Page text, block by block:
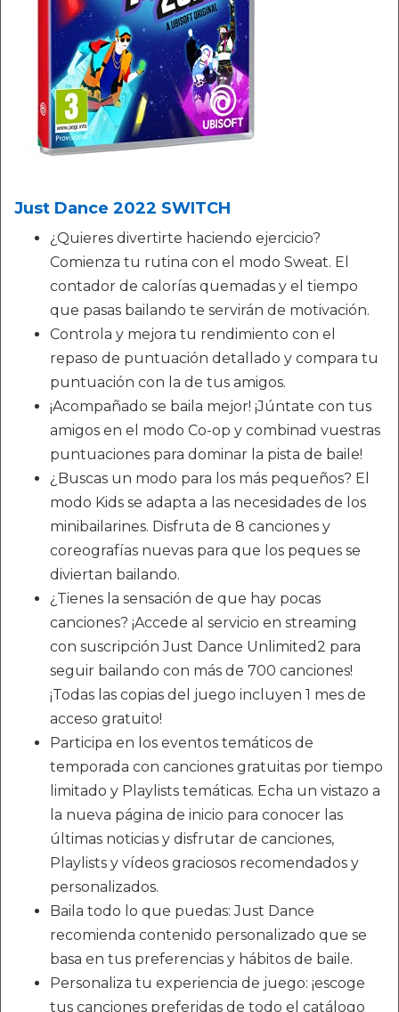
Just Dance 2022 SWITCH
¿Quieres divertirte haciendo ejercicio?
Comienza tu rutina con el modo Sweat. El
contador de calorías quemadas y el tiempo
que pasas bailando te servirán de motivación.
Controla y mejora tu rendimiento con el
repaso de puntuación detallado y compara tu
puntuación con la de tus amigos.
¡Acompañado se baila mejor! ¡Júntate con tus
amigos en el modo Co-op y combinad vuestras
puntuaciones para dominar la pista de baile!
¿Buscas un modo para los más pequeños? El
modo Kids se adapta a las necesidades de los
minibailarines. Disfruta de 8 canciones y
coreografías nuevas para que los peques se
diviertan bailando.
¿Tienes la sensación de que hay pocas
canciones? ¡Accede al servicio en streaming
con suscripción Just Dance Unlimited2 para
seguir bailando con más de 700 canciones!
¡Todas las copias del juego incluyen 1 mes de
acceso gratuito!
Participa en los eventos temáticos de
temporada con canciones gratuitas por tiempo
limitado y Playlists temáticas. Echa un vistazo a
la nueva página de inicio para conocer las
últimas noticias y disfrutar de canciones,
Playlists y vídeos graciosos recomendados y
personalizados.
Baila todo lo que puedas: Just Dance
recomienda contenido personalizado que se
basa en tus preferencias y hábitos de baile.
Personaliza tu experiencia de juego: ¡escoge
tus canciones preferidas de todo el catálogo